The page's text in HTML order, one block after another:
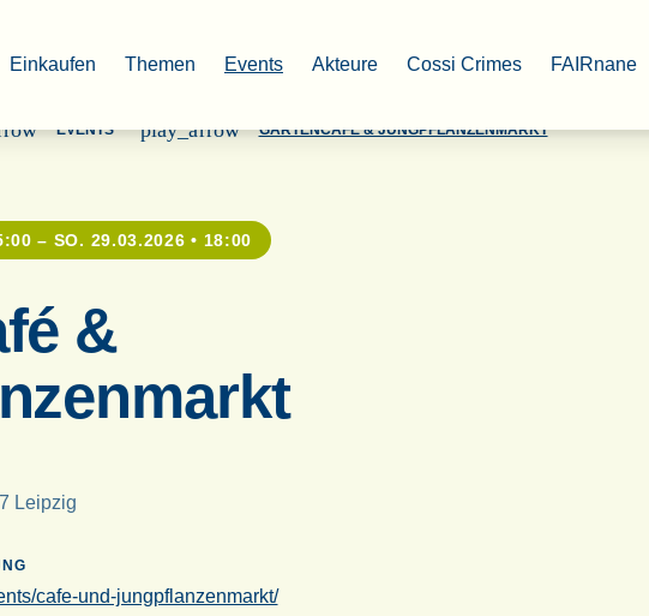
Einkaufen Themen Events Akteure Cossi Crimes FAIRnane
EVENTS play_arrow GARTENCAFÉ & JUNGPFLANZENMARKT
– SO. 29.03.2026 • 18:00
&
Leipzig
cafe-und-jungpflanzenmarkt/